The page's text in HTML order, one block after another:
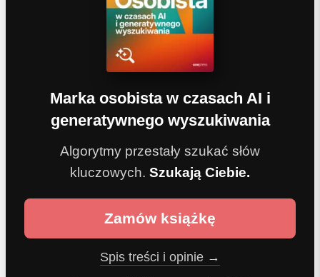
Marka osobista w czasach AI i
generatywnego wyszukiwania
Algorytmy przestały szukać słów
kluczowych. Szukają Ciebie.
Zamów książkę
Spis treści i opinie →